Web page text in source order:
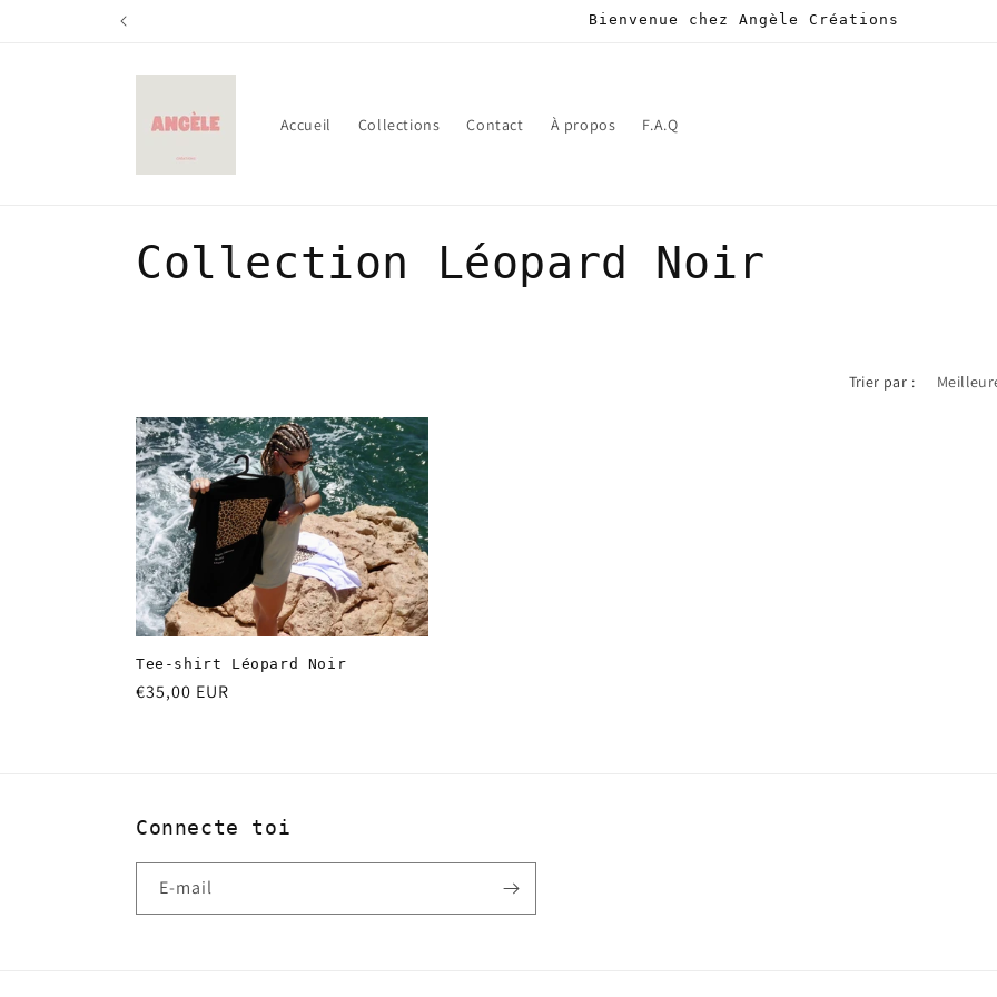
Bienvenue chez Angèle Créations
Accueil Collections Contact À propos F.A.Q
C
l
e
c
t
i
:
Collection Léopard Noir
Trier par :
Tee-shirt Léopard Noir
Prix
€35,00 EUR
Connecte toi
E-mail